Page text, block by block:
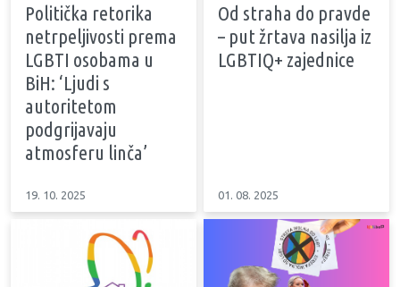
Politička retorika
netrpeljivosti prema
LGBTI osobama u
BiH: ‘Ljudi s
autoritetom
podgrijavaju
atmosferu linča’
19. 10. 2025
Od straha do pravde
– put žrtava nasilja iz
LGBTIQ+ zajednice
01. 08. 2025